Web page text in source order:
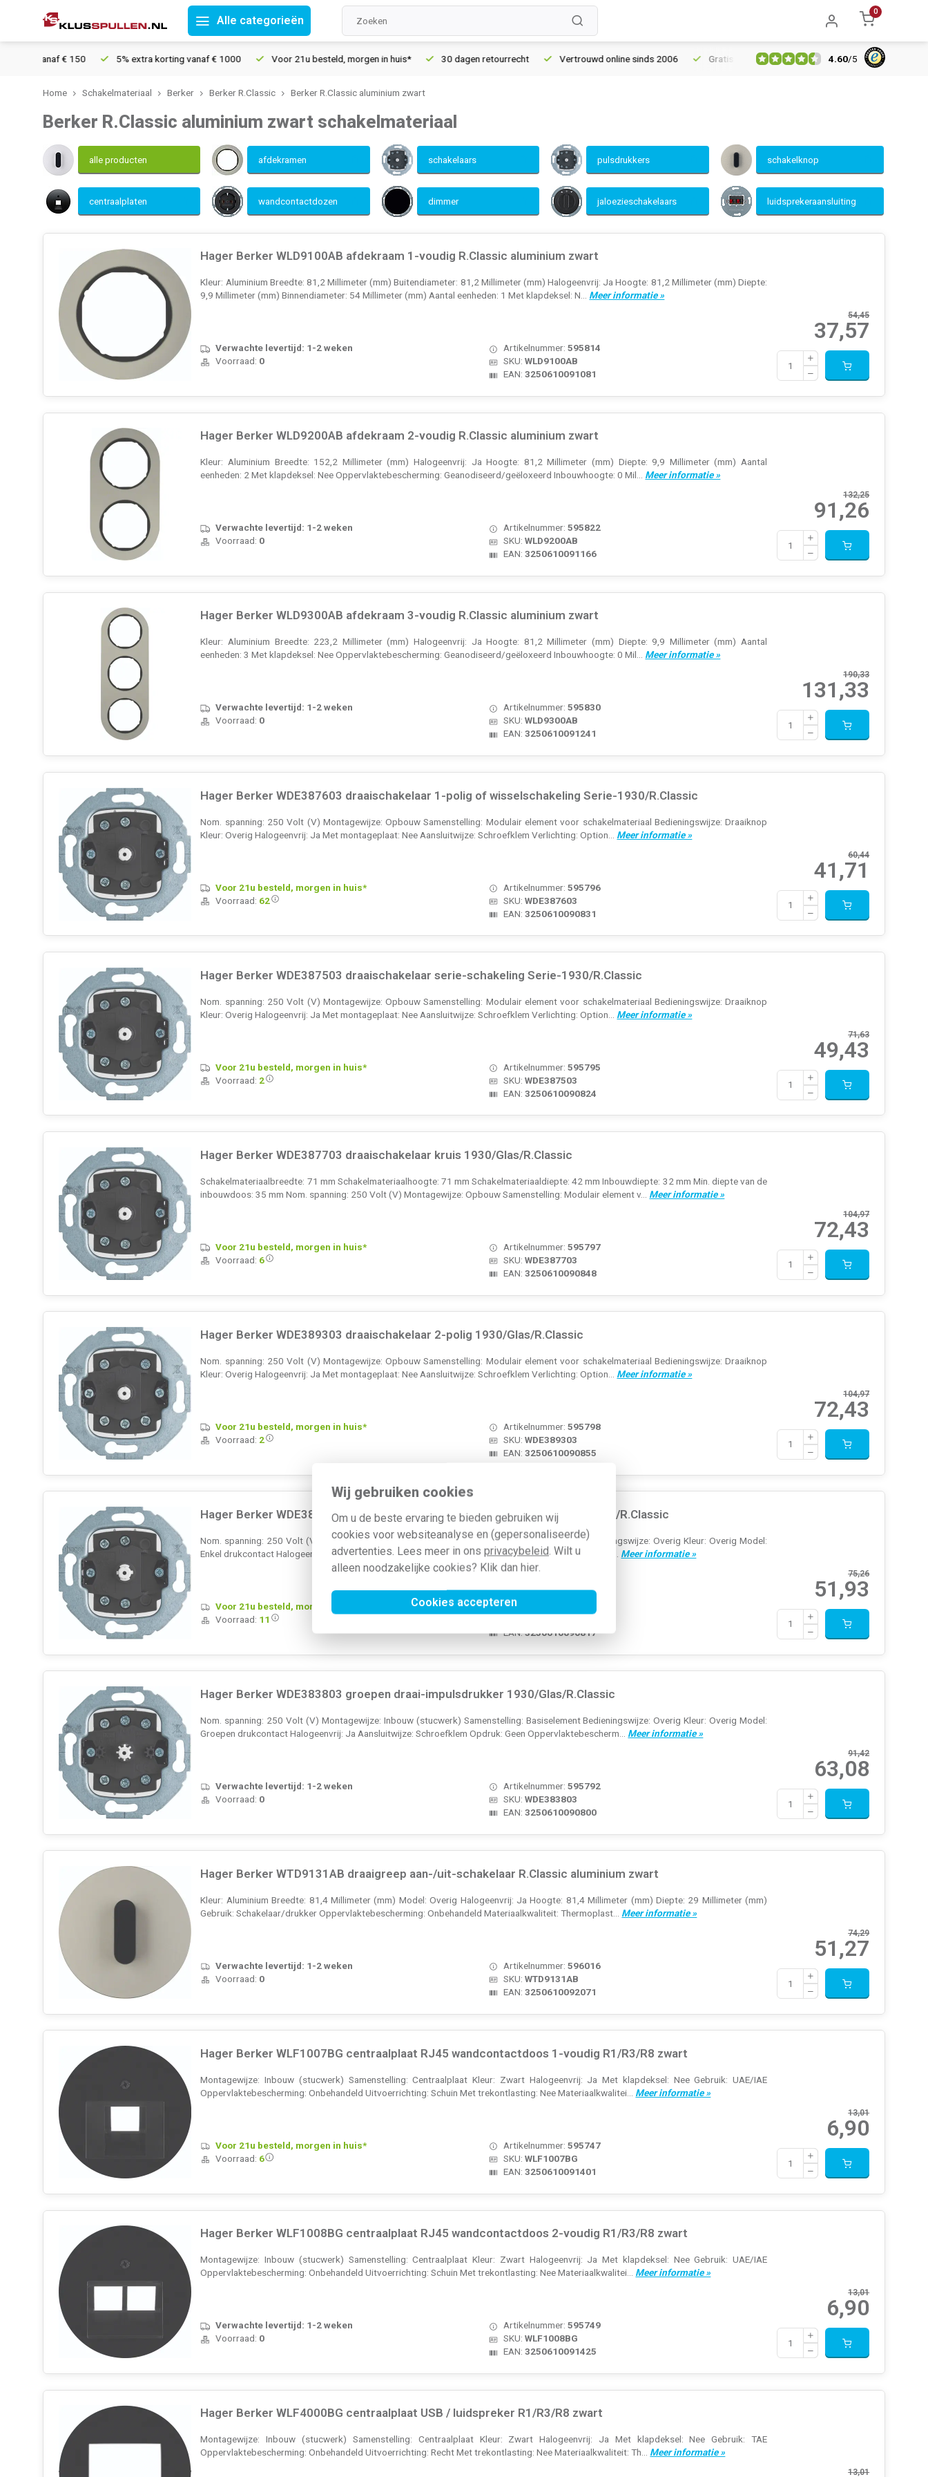
Wij gebruiken cookies
Om u de beste ervaring te bieden gebruiken wij
cookies voor websiteanalyse en (gepersonaliseerde)
advertenties. Lees meer in ons privacybeleid. Wilt u
alleen noodzakelijke cookies? Klik dan hier.
Cookies accepteren
Alle categorieën
0
5% extra korting vanaf € 1000 Voor 21u besteld, morgen in huis* 30 dagen retourrecht Vertrouwd online sinds 2006 Gratis verzending vanaf € 150 5% extra korting vanaf € 1000
4.60/5
Home Schakelmateriaal Berker Berker R.Classic Berker R.Classic aluminium zwart
Berker R.Classic aluminium zwart schakelmateriaal
alle producten afdekramen schakelaars pulsdrukkers schakelknop
centraalplaten wandcontactdozen dimmer jaloezieschakelaars luidsprekeraansluiting
Hager Berker WLD9100AB afdekraam 1-voudig R.Classic aluminium zwart
Kleur: Aluminium Breedte: 81,2 Millimeter (mm) Buitendiameter: 81,2 Millimeter (mm) Halogeenvrij: Ja Hoogte: 81,2 Millimeter (mm) Diepte:
9,9 Millimeter (mm) Binnendiameter: 54 Millimeter (mm) Aantal eenheden: 1 Met klapdeksel: N... Meer informatie »
54,45
37,57
Artikelnummer:595814
SKU:WLD9100AB
EAN:3250610091081
Verwachte levertijd: 1-2 weken
Voorraad: 0
Hager Berker WLD9200AB afdekraam 2-voudig R.Classic aluminium zwart
Kleur: Aluminium Breedte: 152,2 Millimeter (mm) Halogeenvrij: Ja Hoogte: 81,2 Millimeter (mm) Diepte: 9,9 Millimeter (mm) Aantal
eenheden: 2 Met klapdeksel: Nee Oppervlaktebescherming: Geanodiseerd/geëloxeerd Inbouwhoogte: 0 Mil... Meer informatie »
132,25
91,26
Artikelnummer:595822
SKU:WLD9200AB
EAN:3250610091166
Verwachte levertijd: 1-2 weken
Voorraad: 0
Hager Berker WLD9300AB afdekraam 3-voudig R.Classic aluminium zwart
Kleur: Aluminium Breedte: 223,2 Millimeter (mm) Halogeenvrij: Ja Hoogte: 81,2 Millimeter (mm) Diepte: 9,9 Millimeter (mm) Aantal
eenheden: 3 Met klapdeksel: Nee Oppervlaktebescherming: Geanodiseerd/geëloxeerd Inbouwhoogte: 0 Mil... Meer informatie »
190,33
131,33
Artikelnummer:595830
SKU:WLD9300AB
EAN:3250610091241
Verwachte levertijd: 1-2 weken
Voorraad: 0
Hager Berker WDE387603 draaischakelaar 1-polig of wisselschakeling Serie-1930/R.Classic
Nom. spanning: 250 Volt (V) Montagewijze: Opbouw Samenstelling: Modulair element voor schakelmateriaal Bedieningswijze: Draaiknop
Kleur: Overig Halogeenvrij: Ja Met montageplaat: Nee Aansluitwijze: Schroefklem Verlichting: Option... Meer informatie »
60,44
41,71
Artikelnummer:595796
SKU:WDE387603
EAN:3250610090831
Voor 21u besteld, morgen in huis*
Voorraad: 62
Hager Berker WDE387503 draaischakelaar serie-schakeling Serie-1930/R.Classic
Nom. spanning: 250 Volt (V) Montagewijze: Opbouw Samenstelling: Modulair element voor schakelmateriaal Bedieningswijze: Draaiknop
Kleur: Overig Halogeenvrij: Ja Met montageplaat: Nee Aansluitwijze: Schroefklem Verlichting: Option... Meer informatie »
71,63
49,43
Artikelnummer:595795
SKU:WDE387503
EAN:3250610090824
Voor 21u besteld, morgen in huis*
Voorraad: 2
Hager Berker WDE387703 draaischakelaar kruis 1930/Glas/R.Classic
Schakelmateriaalbreedte: 71 mm Schakelmateriaalhoogte: 71 mm Schakelmateriaaldiepte: 42 mm Inbouwdiepte: 32 mm Min. diepte van de
inbouwdoos: 35 mm Nom. spanning: 250 Volt (V) Montagewijze: Opbouw Samenstelling: Modulair element v... Meer informatie »
104,97
72,43
Artikelnummer:595797
SKU:WDE387703
EAN:3250610090848
Voor 21u besteld, morgen in huis*
Voorraad: 6
Hager Berker WDE389303 draaischakelaar 2-polig 1930/Glas/R.Classic
Nom. spanning: 250 Volt (V) Montagewijze: Opbouw Samenstelling: Modulair element voor schakelmateriaal Bedieningswijze: Draaiknop
Kleur: Overig Halogeenvrij: Ja Met montageplaat: Nee Aansluitwijze: Schroefklem Verlichting: Option... Meer informatie »
104,97
72,43
Artikelnummer:595798
SKU:WDE389303
EAN:3250610090855
Voor 21u besteld, morgen in huis*
Voorraad: 2
Hager Berker WDE384603 draai-impulsdrukker (verbreek + maak) 1930/Glas/R.Classic
Nom. spanning: 250 Volt (V) Montagewijze: Inbouw (stucwerk) Samenstelling: Basiselement Bedieningswijze: Overig Kleur: Overig Model:
Enkel drukcontact Halogeenvrij: Ja Aansluitwijze: Schroefklem Opdruk: Geen Oppervlaktebeschermin... Meer informatie »
75,26
51,93
Artikelnummer:
EAN:3250610090817
Voor 21u besteld, morgen in huis*
Voorraad: 11
Hager Berker WDE383803 groepen draai-impulsdrukker 1930/Glas/R.Classic
Nom. spanning: 250 Volt (V) Montagewijze: Inbouw (stucwerk) Samenstelling: Basiselement Bedieningswijze: Overig Kleur: Overig Model:
Groepen drukcontact Halogeenvrij: Ja Aansluitwijze: Schroefklem Opdruk: Geen Oppervlaktebescherm... Meer informatie »
91,42
63,08
Artikelnummer:595792
SKU:WDE383803
EAN:3250610090800
Verwachte levertijd: 1-2 weken
Voorraad: 0
Hager Berker WTD9131AB draaigreep aan-/uit-schakelaar R.Classic aluminium zwart
Kleur: Aluminium Breedte: 81,4 Millimeter (mm) Model: Overig Halogeenvrij: Ja Hoogte: 81,4 Millimeter (mm) Diepte: 29 Millimeter (mm)
Gebruik: Schakelaar/drukker Oppervlaktebescherming: Onbehandeld Materiaalkwaliteit: Thermoplast... Meer informatie »
74,29
51,27
Artikelnummer:596016
SKU:WTD9131AB
EAN:3250610092071
Verwachte levertijd: 1-2 weken
Voorraad: 0
Hager Berker WLF1007BG centraalplaat RJ45 wandcontactdoos 1-voudig R1/R3/R8 zwart
Montagewijze: Inbouw (stucwerk) Samenstelling: Centraalplaat Kleur: Zwart Halogeenvrij: Ja Met klapdeksel: Nee Gebruik: UAE/IAE
Oppervlaktebescherming: Onbehandeld Uitvoerrichting: Schuin Met trekontlasting: Nee Materiaalkwalitei... Meer informatie »
13,01
6,90
Artikelnummer:595747
SKU:WLF1007BG
EAN:3250610091401
Voor 21u besteld, morgen in huis*
Voorraad: 6
Hager Berker WLF1008BG centraalplaat RJ45 wandcontactdoos 2-voudig R1/R3/R8 zwart
Montagewijze: Inbouw (stucwerk) Samenstelling: Centraalplaat Kleur: Zwart Halogeenvrij: Ja Met klapdeksel: Nee Gebruik: UAE/IAE
Oppervlaktebescherming: Onbehandeld Uitvoerrichting: Schuin Met trekontlasting: Nee Materiaalkwalitei... Meer informatie »
13,01
6,90
Artikelnummer:595749
SKU:WLF1008BG
EAN:3250610091425
Verwachte levertijd: 1-2 weken
Voorraad: 0
Hager Berker WLF4000BG centraalplaat USB / luidspreker R1/R3/R8 zwart
Montagewijze: Inbouw (stucwerk) Samenstelling: Centraalplaat Kleur: Zwart Halogeenvrij: Ja Met klapdeksel: Nee Gebruik: TAE
Oppervlaktebescherming: Onbehandeld Uitvoerrichting: Recht Met trekontlasting: Nee Materiaalkwaliteit: Th... Meer informatie »
13,01